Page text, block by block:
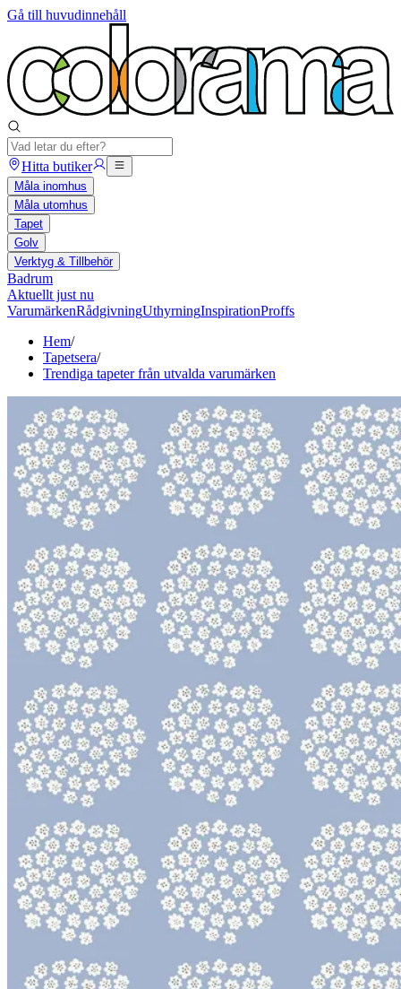
Gå till huvudinnehåll
Hitta butiker
Måla inomhus
Måla utomhus
Tapet
Golv
Verktyg & Tillbehör
Badrum
Aktuellt just nu
VarumärkenRådgivningUthyrningInspirationProffs
Hem/
Tapetsera/
Trendiga tapeter från utvalda varumärken